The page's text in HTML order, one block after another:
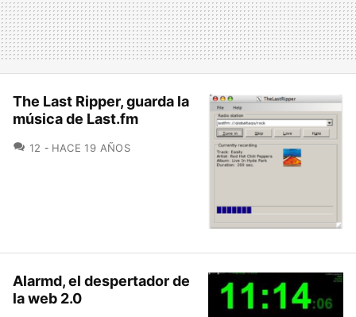
The Last Ripper, guarda la
música de Last.fm
12 COMENTARIOS
HACE 19 AÑOS
Alarmd, el despertador de
la web 2.0